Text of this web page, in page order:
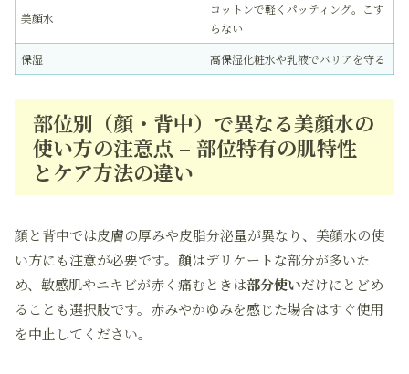
美顔水
コットンで軽くパッティング。こす
らない
保湿
高保湿化粧水や乳液でバリアを守る
部位別（顔・背中）で異なる美顔水の
使い方の注意点 – 部位特有の肌特性
とケア方法の違い
顔と背中では皮膚の厚みや皮脂分泌量が異なり、美顔水の使
い方にも注意が必要です。 顔はデリケートな部分が多いた
め、敏感肌やニキビが赤く痛むときは部分使いだけにとどめ
ることも選択肢です。赤みやかゆみを感じた場合はすぐ使用
を中止してください。